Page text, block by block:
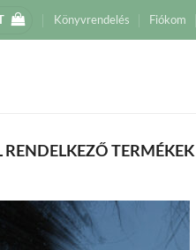
Könyvrendelés Fiókom
RENDELKEZŐ TERMÉKEK